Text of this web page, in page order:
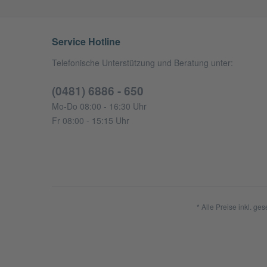
Service Hotline
Telefonische Unterstützung und Beratung unter:
(0481) 6886 - 650
Mo-Do 08:00 - 16:30 Uhr
Fr 08:00 - 15:15 Uhr
* Alle Preise inkl.